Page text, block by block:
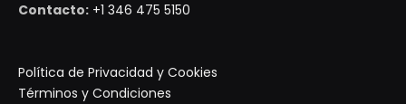
Contacto: +1 346 475 5150
Política de Privacidad y Cookies
Términos y Condiciones